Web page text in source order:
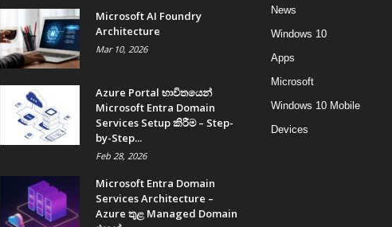
Microsoft AI Foundry
Architecture
Mar 10, 2026
Azure Portal භාවිතයෙන්
Microsoft Entra Domain
Services Setup කිරීම – Step-
by-Step...
Feb 28, 2026
Microsoft Entra Domain
Services Architecture –
Azure තුළ Managed Domain
News
Windows 10
Apps
Microsoft
Windows 10 Mobile
Devices